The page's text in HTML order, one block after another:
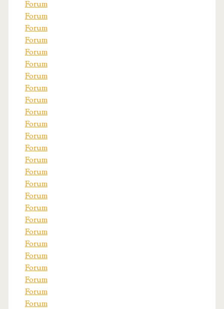
Forum
Forum
Forum
Forum
Forum
Forum
Forum
Forum
Forum
Forum
Forum
Forum
Forum
Forum
Forum
Forum
Forum
Forum
Forum
Forum
Forum
Forum
Forum
Forum
Forum
Forum